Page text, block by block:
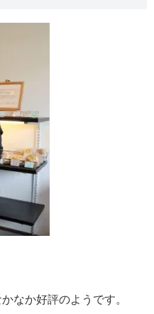
なか好評のようです。